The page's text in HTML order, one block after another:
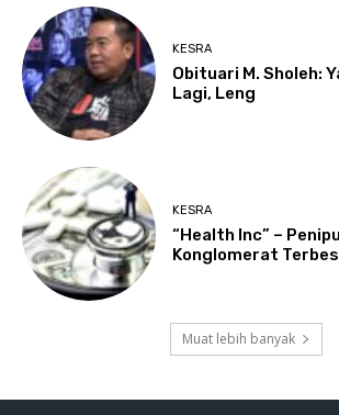
KESRA
Obituari M. Sholeh:
Lagi, Leng
KESRA
“Health Inc” –
Konglomerat
Muat lebih banyak